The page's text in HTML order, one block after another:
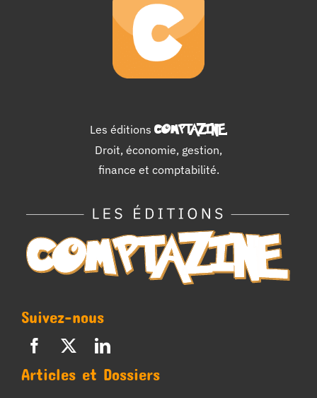
Les éditions COMPTAZINE.
Droit, économie, gestion,
finance et comptabilité.
Suivez-nous
Articles et Dossiers